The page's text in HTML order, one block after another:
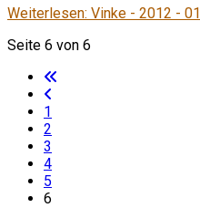
Weiterlesen: Vinke - 2012 - 01
Seite 6 von 6
1
2
3
4
5
6